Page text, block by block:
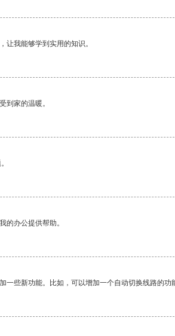
让我能够学到实用的知识。
到家的温暖。
的办公提供帮助。
一些新功能。比如，可以增加一个自动切换线路的